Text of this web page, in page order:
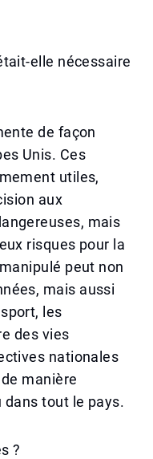
elle nécessaire
de façon
Unis. Ces
utiles,
aux
mais
risques pour la
peut non
mais aussi
les
des vies
nationales
manière
dans tout le pays.
?